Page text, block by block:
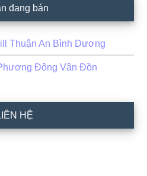
đang bán
Thuận An Bình Dương
Đông Vân Đồn
HỆ